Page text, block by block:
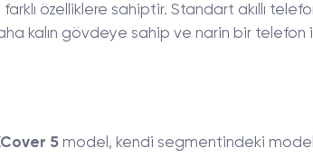
özelliklere sahiptir. Standart akıllı
kalın gövdeye sahip ve narin bir telefon
5model, kendi segmentindeki